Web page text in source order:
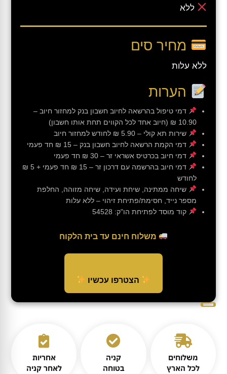
ללא
מחיר סים
ללא עלות
הערות
דמי טיפול בהרשאה לחיוב חשבון בנק למחזור חיוב –
10.90 ₪ (חיוב אחד לכל הקווים תחת אותו חשבון)
שירות תא קולי – 5.90 ₪ לחודש למחזור חיוב
דמי הקמת הרשאה לחיוב חשבון בנק – 15 ₪ חד פעמי
דמי חיוב בכרטיס אשראי זר – 30 ₪ חד פעמי
דמי חיוב בהרשמה עם דרכון זר – 15 ₪ חד פעמי + 5 ₪
לחודש
שיחה ממתינה, שיחת ועידה, שיחה מזוהה, החלפת
מספר נייד, חסימת/פתיחת זיהוי – ללא עלות
קוד מוסד לפתיחת הו"ק: 54528
משלוח חינם עד בית הלקוח
הצטרפו עכשיו
משלוחים
לכל הארץ
קניה
בטוחה
אחריות
לאחר קניה